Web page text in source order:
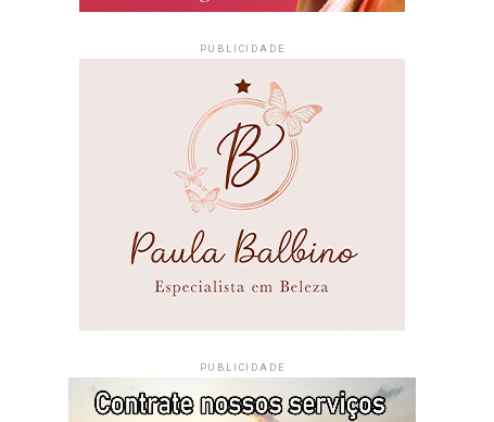
PUBLICIDADE
PUBLICIDADE